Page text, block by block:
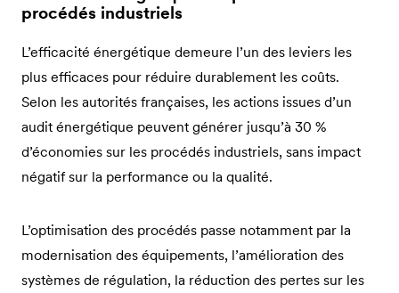
procédés industriels
L’efficacité énergétique demeure l’un des leviers les
plus efficaces pour réduire durablement les coûts.
Selon les autorités françaises, les actions issues d’un
audit énergétique peuvent générer jusqu’à 30 %
d’économies sur les procédés industriels, sans impact
négatif sur la performance ou la qualité.
L’optimisation des procédés passe notamment par la
modernisation des équipements, l’amélioration des
systèmes de régulation, la réduction des pertes sur les